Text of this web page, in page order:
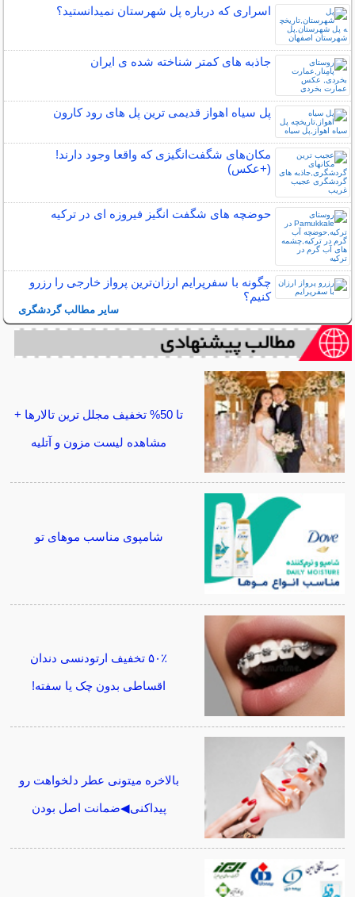
اسراری که درباره پل شهرستان نمیدانستید؟
جاذبه های کمتر شناخته شده ی ایران
پل سیاه اهواز قدیمی ترین پل های رود کارون
مکان‌های شگفت‌انگیزی که واقعا وجود دارند!
(+عکس)
حوضچه های شگفت انگیز فیروزه ای در ترکیه
چگونه با سفرپرایم ارزان‌ترین پرواز خارجی را رزرو
کنیم؟
سایر مطالب گردشگری
تا 50% تخفیف مجلل ترین تالارها +
مشاهده لیست مزون و آتلیه
شامپوی مناسب موهای تو
۵۰٪ تخفیف ارتودنسی دندان
اقساطی بدون چک یا سفته!
بالاخره میتونی عطر دلخواهت رو
پیداکنی◀ضمانت اصل بودن